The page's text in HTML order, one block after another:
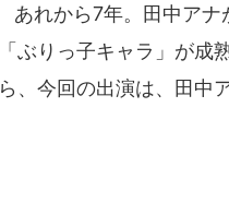
あれから7年。田中アナ
「ぶりっ子キャラ」が
ら、今回の出演は、田中